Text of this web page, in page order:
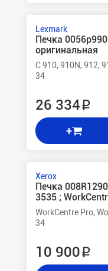
Lexmark
Печка
оригинальная
C 910, 910N, 912,
34
26 334 ₽
+
Xerox
Печка
3535 ;
WorkCentre Pro,
34
10 900 ₽